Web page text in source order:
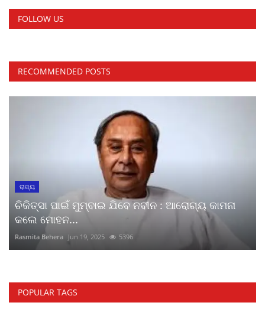
FOLLOW US
RECOMMENDED POSTS
ରାଜ୍ୟ
ଚିକିତ୍ସା ପାଇଁ ମୁମ୍ବାଇ ଯିବେ ନବୀନ : ଆରୋଗ୍ୟ କାମନା
କଲେ ମୋହନ...
Rasmita Behera Jun 19, 2025 5396
POPULAR TAGS